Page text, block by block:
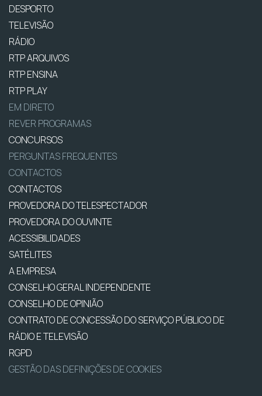
DESPORTO
TELEVISÃO
RÁDIO
RTP ARQUIVOS
RTP ENSINA
RTP PLAY
EM DIRETO
REVER PROGRAMAS
CONCURSOS
PERGUNTAS FREQUENTES
CONTACTOS
CONTACTOS
PROVEDORA DO TELESPECTADOR
PROVEDORA DO OUVINTE
ACESSIBILIDADES
SATÉLITES
A EMPRESA
CONSELHO GERAL INDEPENDENTE
CONSELHO DE OPINIÃO
CONTRATO DE CONCESSÃO DO SERVIÇO PÚBLICO DE
RÁDIO E TELEVISÃO
RGPD
GESTÃO DAS DEFINIÇÕES DE COOKIES